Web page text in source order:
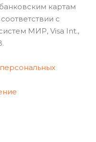
картам
с
МИР, Visa Int.,